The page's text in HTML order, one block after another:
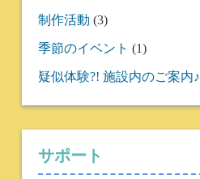
制作活動 (3)
季節のイベント (1)
疑似体験?! 施設内のご案内♪
サポート